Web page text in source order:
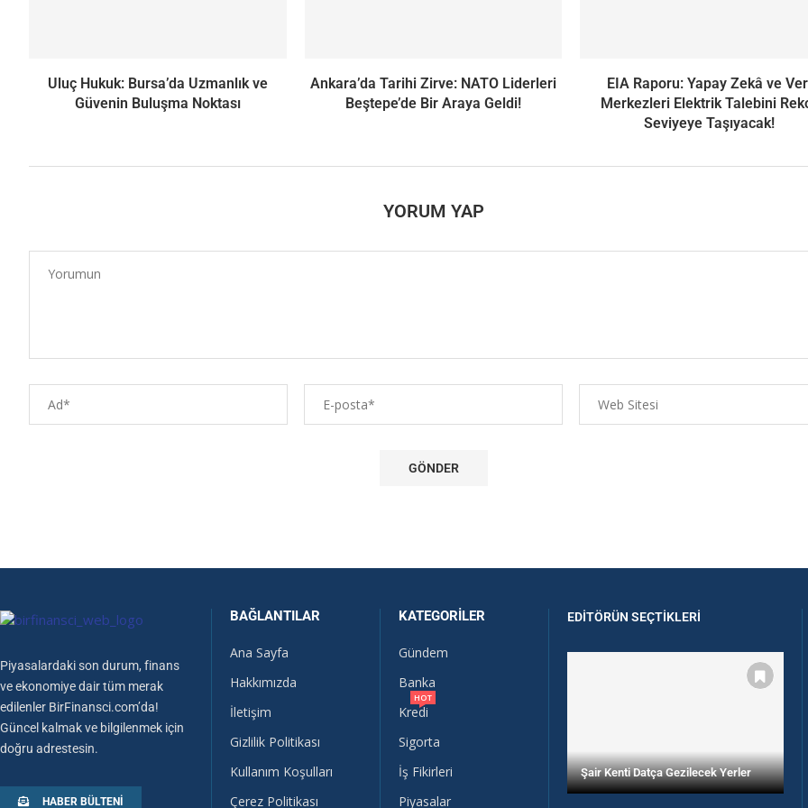
Uluç Hukuk: Bursa’da Uzmanlık ve
Güvenin Buluşma Noktası
Ankara’da Tarihi Zirve: NATO Liderleri
Beştepe’de Bir Araya Geldi!
EIA Raporu: Yapay Zekâ ve
Merkezleri Elektrik Talebini
Seviyeye Taşıyacak!
YORUM YAP
Piyasalardaki son durum, finans
ve ekonomiye dair tüm merak
edilenler BirFinansci.com’da!
Güncel kalmak ve bilgilenmek için
doğru adrestesin.
HABER BÜLTENI
BAĞLANTILAR
Ana Sayfa
Hakkımızda
İletişim
Gizlilik Politikası
Kullanım Koşulları
Çerez Politikası
KATEGORILER
Gündem
Banka
Kredi
HOT
Sigorta
İş Fikirleri
Piyasalar
EDITÖRÜN SEÇTIKLERI
Şair Kenti Datça Gezilecek Yerler